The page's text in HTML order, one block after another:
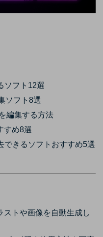
ソフト12選
ソフト8選
編集する方法
すめ8選
できるソフトおすすめ5選
ストや画像を自動生成し